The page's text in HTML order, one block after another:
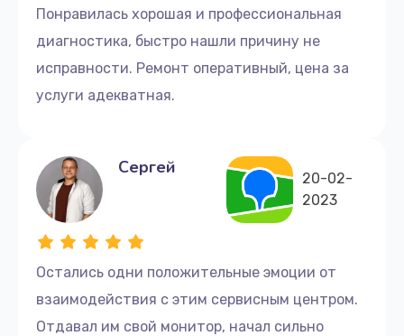
Понравилась хорошая и профессиональная
диагностика, быстро нашли причину не
исправности. Ремонт оперативный, цена за
услуги адекватная.
Остались одни положительные эмоции от
взаимодействия с этим сервисным центром.
Отдавал им свой монитор, начал сильно
Сергей
20-02-
2023